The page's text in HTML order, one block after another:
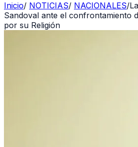
Inicio/ NOTICIAS/ NACIONALES/
Sandoval ante el confrontamiento
por su Religión